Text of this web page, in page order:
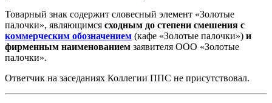
Товарный знак содержит словесный элемент «Золотые
палочки», являющимся сходным до степени смешения с
коммерческим обозначением (кафе «Золотые палочки») и
фирменным наименованием заявителя ООО «Золотые
палочки».
Ответчик на заседаниях Коллегии ППС не присутствовал.